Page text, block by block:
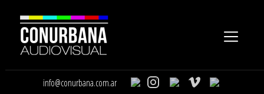
info@conurbana.com.ar